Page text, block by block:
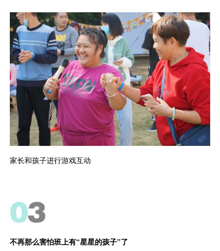
家长和孩子进行游戏互动
不再那么害怕班上有“星星的孩子”了